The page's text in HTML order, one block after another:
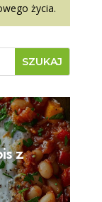
życia.
z